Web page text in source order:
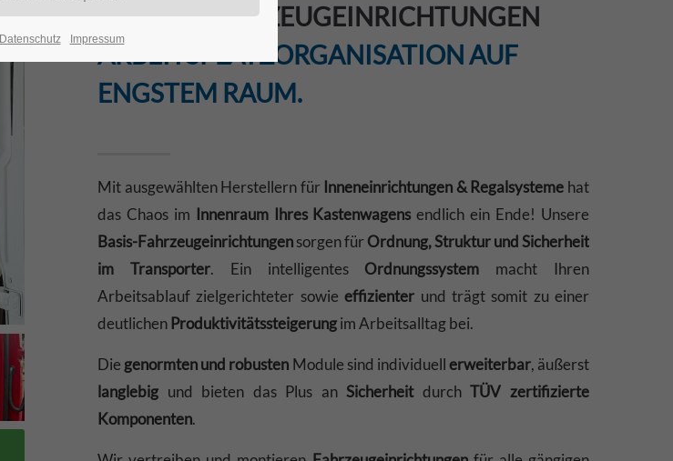
UNSERE FAHRZEUGEINRICHTUNGEN
ARBEITSPLATZORGANISATION AUF
ENGSTEM RAUM.
Mit ausgewählten Herstellern für Inneneinrichtungen & Regalsysteme hat
das Chaos im Innenraum Ihres Kastenwagens endlich ein Ende! Unsere
Basis-Fahrzeugeinrichtungensorgen fürOrdnung, Struktur und Sicherheit
im Transporter. Ein intelligentes Ordnungssystem macht Ihren
Arbeitsablauf zielgerichteter sowieeffizienter und trägt somit zu einer
deutlichen Produktivitätssteigerungim Arbeitsalltag bei.
Die genormten und robusten Module sind individuellerweiterbar, äußerst
langlebig und bieten das Plus an SicherheitdurchTÜV zertifizierte
Komponenten.
Datenschutz Impressum